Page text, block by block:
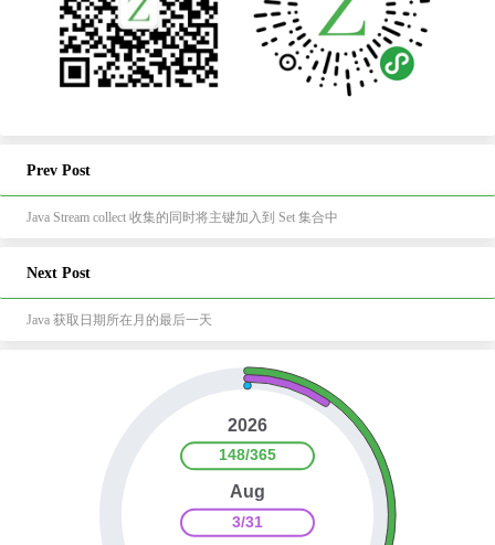
Prev Post
Java Stream collect 收集的同时将主键加入到 Set 集合中
Next Post
Java 获取日期所在月的最后一天